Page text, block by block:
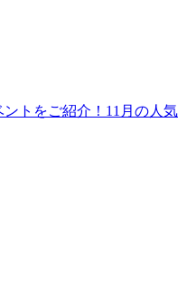
トをご紹介！11月の人気